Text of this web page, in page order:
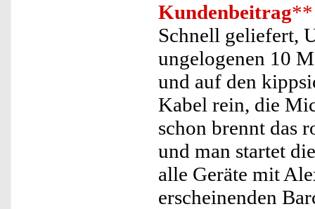
Kundenbeitrag**
Schnell geliefert,
ungelogenen 10
und auf den
Kabel rein, die
schon brennt das
und man startet
alle Geräte mit
erscheinenden